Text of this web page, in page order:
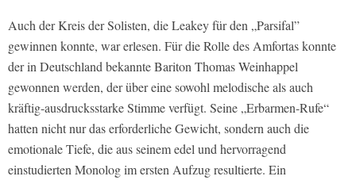
Auch der Kreis der Solisten, die Leakey für den „Parsifal”
gewinnen konnte, war erlesen. Für die Rolle des Amfortas konnte
der in Deutschland bekannte Bariton Thomas Weinhappel
gewonnen werden, der über eine sowohl melodische als auch
kräftig-ausdrucksstarke Stimme verfügt. Seine „Erbarmen-Rufe“
hatten nicht nur das erforderliche Gewicht, sondern auch die
emotionale Tiefe, die aus seinem edel und hervorragend
einstudierten Monolog im ersten Aufzug resultierte. Ein